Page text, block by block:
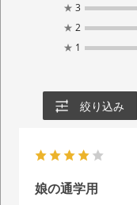
★ 3
★ 2
★ 1
絞り込み
娘の通学用